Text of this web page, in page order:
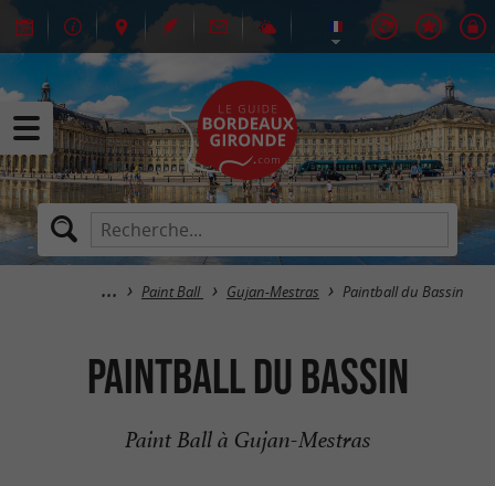
Paint Ball Gujan-Mestras Paintball du Bassin
Paintball du Bassin
Paint Ball à Gujan-Mestras